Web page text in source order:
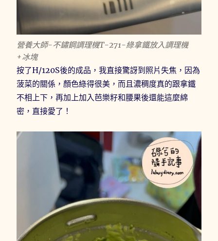
營養大師-不鏽鋼調理機T-271-綠拿鐵放入調理機
+冰塊
按了H/120S後的成品，我直接驚訝到照片失焦，因為
菠菜的關係，顏色綠得很美，而且濃稠度真的跟拿鐵
不相上下，再加上加入芭樂籽和腰果後還能這麼綿
密，直接愛了！